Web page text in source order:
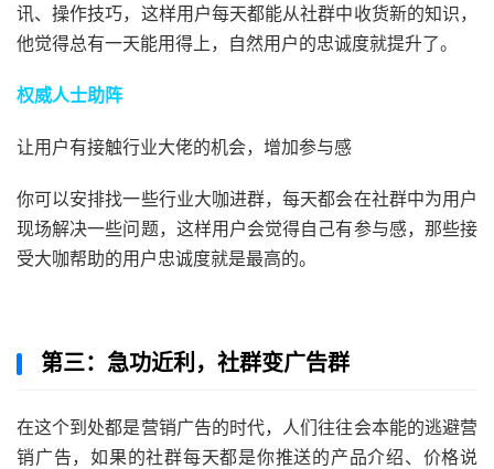
讯、操作技巧，这样用户每天都能从社群中收货新的知识，
他觉得总有一天能用得上，自然用户的忠诚度就提升了。
权威人士助阵
让用户有接触行业大佬的机会，增加参与感
你可以安排找一些行业大咖进群，每天都会在社群中为用户
现场解决一些问题，这样用户会觉得自己有参与感，那些接
受大咖帮助的用户忠诚度就是最高的。
第三：急功近利，社群变广告群
在这个到处都是营销广告的时代，人们往往会本能的逃避营
销广告，如果的社群每天都是你推送的产品介绍、价格说